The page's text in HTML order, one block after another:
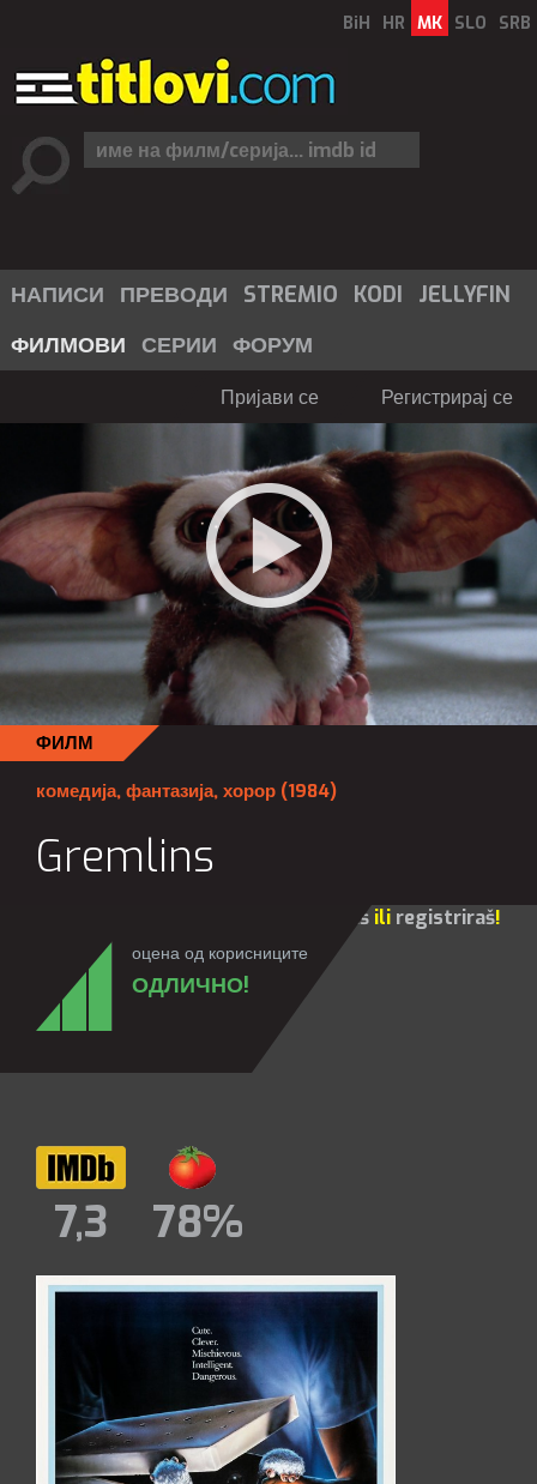
BiH HR MK SLO SRB
НАПИСИ ПРЕВОДИ STREMIO KODI
JELLYFIN
ФИЛМОВИ СЕРИИ ФОРУМ
Пријави се Регистрирај се
ФИЛМ
комедија, фантазија, хорор (1984)
Gremlins
prijaviš ili registriraš!
оцена од корисниците
ОДЛИЧНО!
7,3 78%